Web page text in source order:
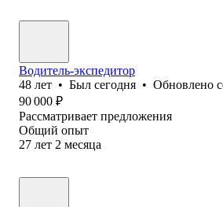
Водитель-экспедитор
48 лет • Был сегодня • Обновлено
90 000 ₽
Рассматривает предложения
Общий опыт
27 лет 2 месяца